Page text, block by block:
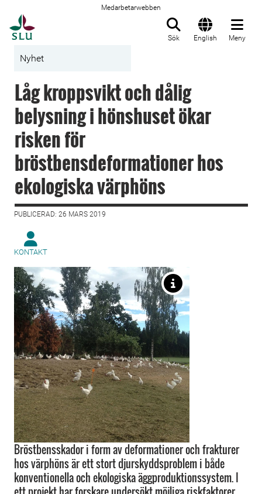
Medarbetarwebben
Sök English Meny
Nyhet
Låg kroppsvikt och dålig
belysning i hönshuset ökar
risken för
bröstbensdeformationer hos
ekologiska värphöns
PUBLICERAD: 26 MARS 2019
KONTAKT
Bröstbensskador i form av deformationer och frakturer
hos värphöns är ett stort djurskyddsproblem i både
konventionella och ekologiska äggproduktionssystem. I